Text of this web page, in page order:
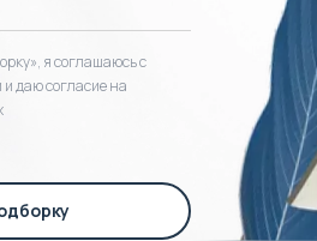
я соглашаюсь с
даю согласие на